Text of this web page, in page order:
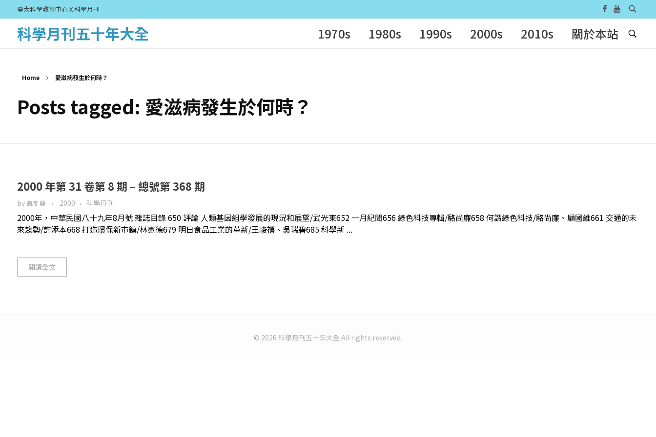
臺大科學教育中心 X 科學月刊
科學月刊五十年大全 1970s 1980s 1990s 2000s 2010s 關於本站
Home 愛滋病發生於何時？
Posts tagged: 愛滋病發生於何時？
2000 年第 31 卷第 8 期 – 總號第 368 期
by 裔彥 蘇 2000 科學月刊
2000年，中華民國八十九年8月號 雜誌目錄 650 評論 人類基因組學發展的現況和展望/武光東652 一月紀聞656 綠色科技專輯/駱尚廉658 何謂綠色科技/駱尚廉、顧國維661 交通的未
來趨勢/許添本668 打造環保新市鎮/林憲德679 明日食品工業的革新/王峻禧、吳瑞碧685 科學新 ...
閱讀全文
© 2026 科學月刊五十年大全 All rights reserved.